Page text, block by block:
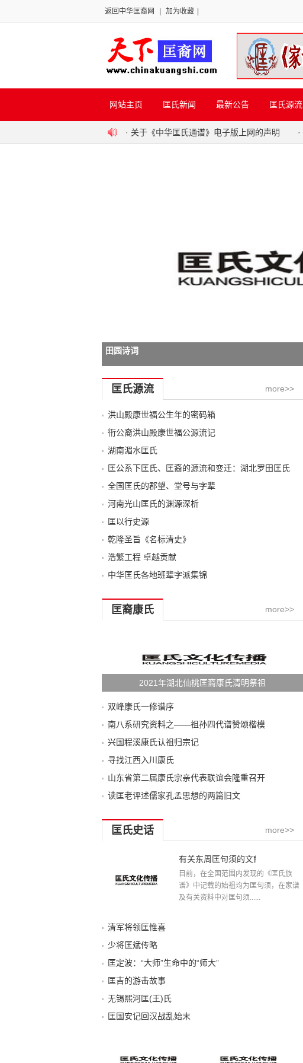
返回中华匡裔网 加为收藏
网站主页 匡氏新闻 最新公告 匡氏源流
· 关于《中华匡氏通谱》电子版上网的声明 ·
-->
田园诗词
more>>
匡氏源流
洪山殿康世福公生年的密码箱
衎公裔洪山殿康世福公源流记
湖南湄水匡氏
匡公系下匡氏、匡裔的源流和变迁：湖北罗田匡氏
全国匡氏的郡望、堂号与字辈
河南光山匡氏的渊源深析
匡以行史源
乾隆圣旨《名标清史》
浩繁工程 卓越贡献
中华匡氏各地班辈字派集锦
more>>
匡裔康氏
2021年湖北仙桃匡裔康氏清明祭祖
双峰康氏一修谱序
南八系研究资料之——祖孙四代谱赞颂楷模
兴国程溪康氏认祖归宗记
寻找江西入川康氏
山东省第二届康氏宗亲代表联谊会隆重召开
读匡老评述儒家孔孟思想的两篇旧文
more>>
匡氏史话
有关东周匡句须的文献记载
目前，在全国范围内发现的《匡氏族
谱》中记载的始祖均为匡句须，在家谱
及有关资料中对匡句须......
清军将领匡惟喜
少将匡斌传略
匡定波：“大师”生命中的“师大”
匡吉的游击故事
无锡熙河匡(王)氏
匡国安记回汉战乱始末